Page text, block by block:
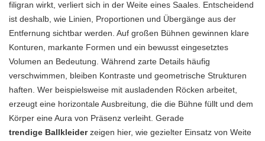
filigran wirkt, verliert sich in der Weite eines Saales. Entscheidend
ist deshalb, wie Linien, Proportionen und Übergänge aus der
Entfernung sichtbar werden. Auf großen Bühnen gewinnen klare
Konturen, markante Formen und ein bewusst eingesetztes
Volumen an Bedeutung. Während zarte Details häufig
verschwimmen, bleiben Kontraste und geometrische Strukturen
haften. Wer beispielsweise mit ausladenden Röcken arbeitet,
erzeugt eine horizontale Ausbreitung, die die Bühne füllt und dem
Körper eine Aura von Präsenz verleiht. Gerade
trendige Ballkleiderzeigen hier, wie gezielter Einsatz von Weite